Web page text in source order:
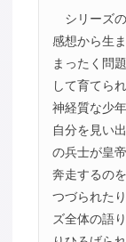
シリーズ
感想から生
まったく問
して育てら
神経質な少
自分を見い
の兵士が皇
奔走するの
つづられた
ズ全体の語